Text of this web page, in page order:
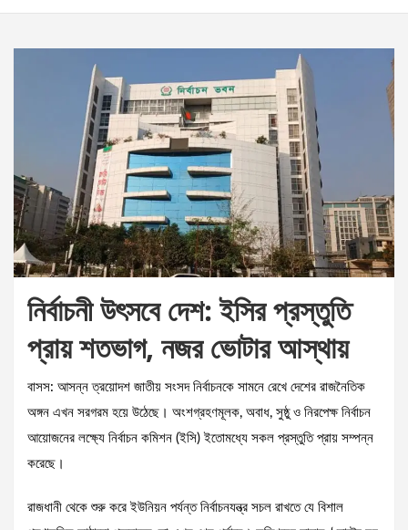
নির্বাচনী উৎসবে দেশ: ইসির প্রস্তুতি
প্রায় শতভাগ, নজর ভোটার আস্থায়
বাসস: আসন্ন ত্রয়োদশ জাতীয় সংসদ নির্বাচনকে সামনে রেখে দেশের রাজনৈতিক
অঙ্গন এখন সরগরম হয়ে উঠেছে। অংশগ্রহণমূলক, অবাধ, সুষ্ঠু ও নিরপেক্ষ নির্বাচন
আয়োজনের লক্ষ্যে নির্বাচন কমিশন (ইসি) ইতোমধ্যে সকল প্রস্তুতি প্রায় সম্পন্ন
করেছে।
রাজধানী থেকে শুরু করে ইউনিয়ন পর্যন্ত নির্বাচনযন্ত্র সচল রাখতে যে বিশাল